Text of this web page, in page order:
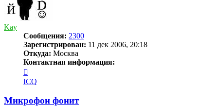
Kay
Сообщения: 2300
Зарегистрирован: 11 дек 2006, 20:18
Откуда: Москва
Контактная информация:
информация
пользователя
Kay
ICQ
Микрофон фонит